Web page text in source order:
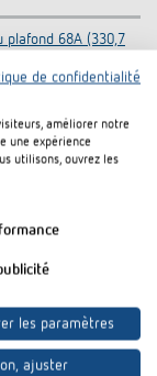
plafond 68A (330,7
de confidentialité
améliorer notre
une expérience
utilisons, ouvrez les
les paramètres
ajuster